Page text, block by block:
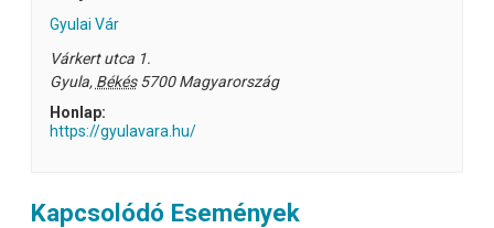
Gyulai Vár
Várkert utca 1.
Gyula, Békés 5700 Magyarország
Honlap:
https://gyulavara.hu/
Kapcsolódó Események